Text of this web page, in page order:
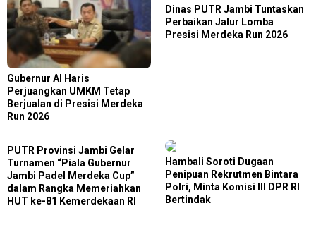
Gubernur Al Haris
Perjuangkan UMKM Tetap
Berjualan di Presisi Merdeka
Run 2026
Dinas PUTR Jambi Tuntaskan
Perbaikan Jalur Lomba
Presisi Merdeka Run 2026
PUTR Provinsi Jambi Gelar
Turnamen “Piala Gubernur
Jambi Padel Merdeka Cup”
dalam Rangka Memeriahkan
HUT ke-81 Kemerdekaan RI
Hambali Soroti Dugaan
Penipuan Rekrutmen Bintara
Polri, Minta Komisi III DPR RI
Bertindak